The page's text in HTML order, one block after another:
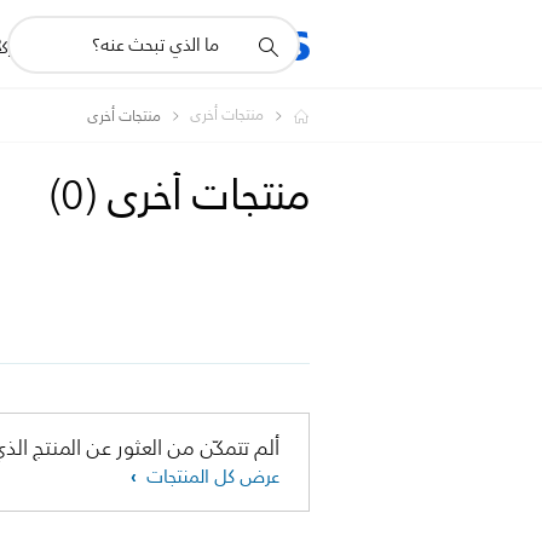
المنتجات
أيقونة
دعم
منتجات أخرى منتجات أخرى
منتجات أخرى(
0
)
ألم تتمكّن من العثور عن المنتج
عرض كل المنتجات